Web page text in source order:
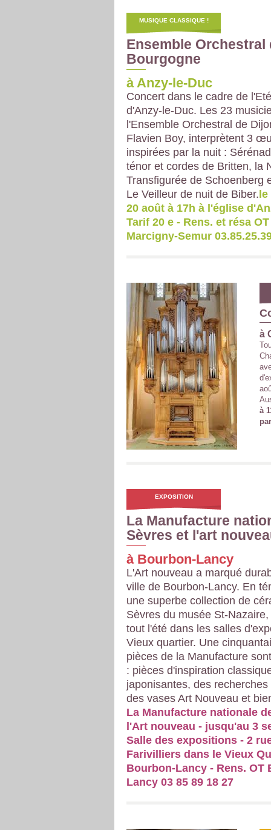
MUSIQUE CLASSIQUE !
Ensemble Orchestral
Bourgogne
à Anzy-le-Duc
Concert dans le cadre de
d'Anzy-le-Duc. Les 23
l'Ensemble Orchestral de
Flavien Boy, interprètent 3
inspirées par la nuit :
ténor et cordes de Britten, la
Transfigurée de Schoenberg
Le Veilleur de nuit de Biber.
20 août à 17h à l'église
Tarif 20 e - Rens. et résa
Marcigny-Semur
à
à
EXPOSITION
La Manufacture
Sèvres et l'art
à Bourbon-Lancy
L'Art nouveau a marqué
ville de Bourbon-Lancy. En
une superbe collection de
Sèvres du musée St-
tout l'été dans les salles
Vieux quartier. Une
pièces de la Manufacture
: pièces d'inspiration
japonisantes, des
des vases Art Nouveau et
La Manufacture nationale
l'Art nouveau - jusqu'au 3
Salle des expositions - 2
Farivilliers dans le Vieux
Bourbon-Lancy - Rens. OT
Lancy 03 85 89 18 27